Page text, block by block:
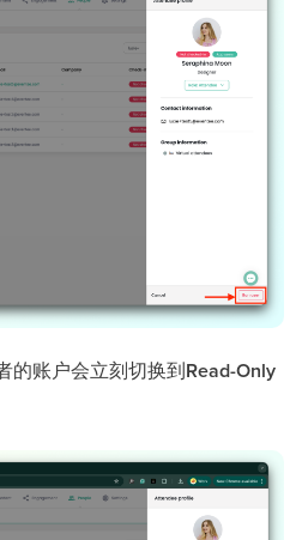
的账户会立刻切换到Read-Only